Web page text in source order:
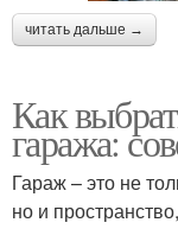
читать дальше →
Как
гаража:
Гараж – это не
но и